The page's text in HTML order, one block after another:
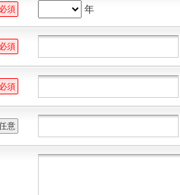
必須 年
必須
必須
意